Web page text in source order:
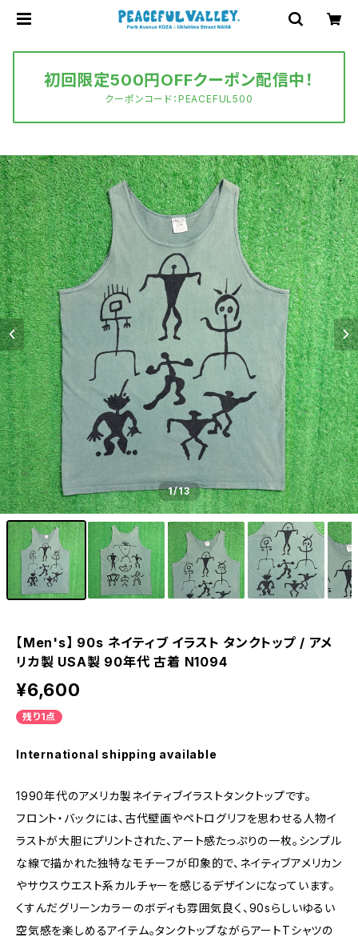
初回限定500円OFFクーポン配信中！
クーポンコード：PEACEFUL500
1/13
【Men's】 90s ネイティブ イラスト タンクトップ / アメ
リカ製 USA製 90年代 古着 N1094
¥6,600
残り1点
International shipping available
1990年代のアメリカ製ネイティブイラストタンクトップです。
フロント・バックには、古代壁画やペトログリフを思わせる人物イ
ラストが大胆にプリントされた、アート感たっぷりの一枚。シンプル
な線で描かれた独特なモチーフが印象的で、ネイティブアメリカン
やサウスウエスト系カルチャーを感じるデザインになっています。
くすんだグリーンカラーのボディも雰囲気良く、90sらしいゆるい
空気感を楽しめるアイテム。タンクトップながらアートTシャツの